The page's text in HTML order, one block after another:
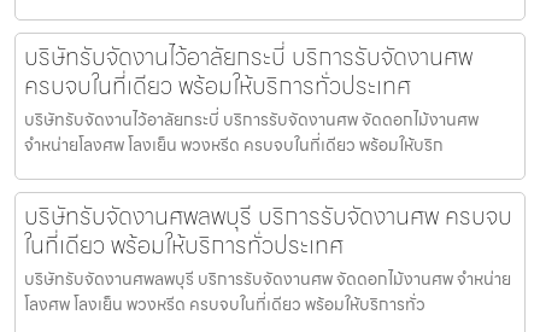
บริษัทรับจัดงานไว้อาลัยกระบี่ บริการรับจัดงานศพ
ครบจบในที่เดียว พร้อมให้บริการทั่วประเทศ
บริษัทรับจัดงานไว้อาลัยกระบี่ บริการรับจัดงานศพ จัดดอกไม้งานศพ
จำหน่ายโลงศพ โลงเย็น พวงหรีด ครบจบในที่เดียว พร้อมให้บริก
บริษัทรับจัดงานศพลพบุรี บริการรับจัดงานศพ ครบจบ
ในที่เดียว พร้อมให้บริการทั่วประเทศ
บริษัทรับจัดงานศพลพบุรี บริการรับจัดงานศพ จัดดอกไม้งานศพ จำหน่าย
โลงศพ โลงเย็น พวงหรีด ครบจบในที่เดียว พร้อมให้บริการทั่ว